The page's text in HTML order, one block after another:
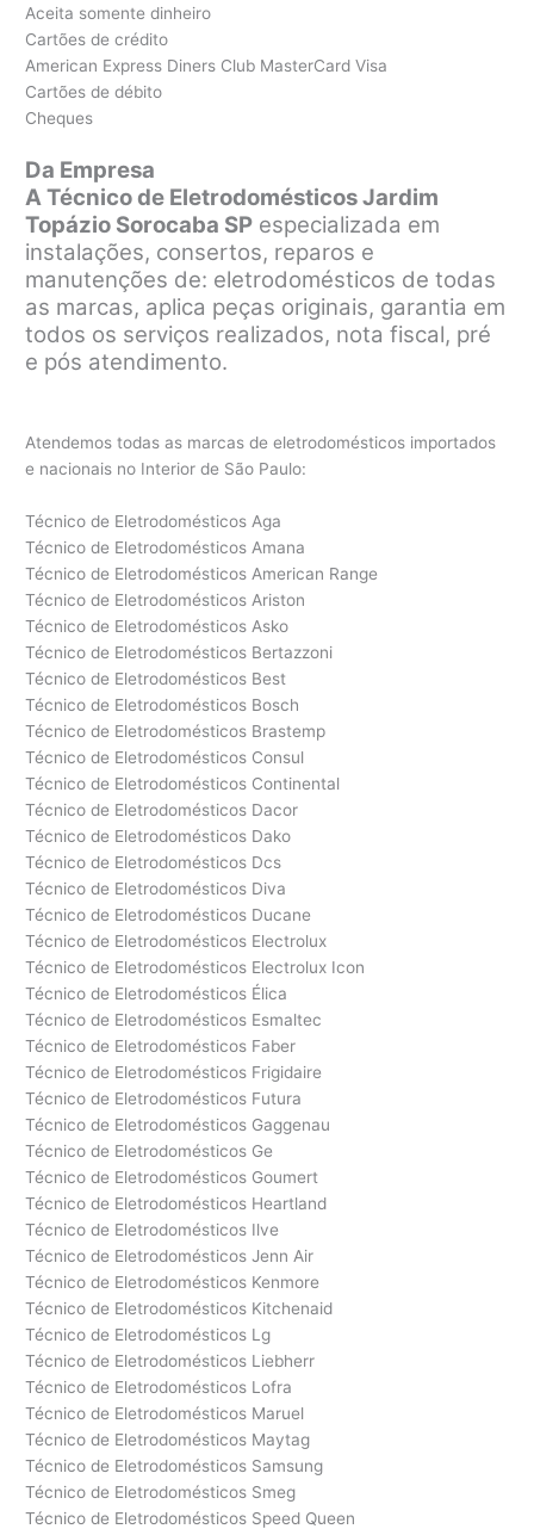
Aceita somente dinheiro
Cartões de crédito
American Express Diners Club MasterCard Visa
Cartões de débito
Cheques
Da Empresa
A Técnico de Eletrodomésticos Jardim
Topázio Sorocaba SP especializada em
instalações, consertos, reparos e
manutenções de: eletrodomésticos de todas
as marcas, aplica peças originais, garantia em
todos os serviços realizados, nota fiscal, pré
e pós atendimento.
Atendemos todas as marcas de eletrodomésticos importados
e nacionais no Interior de São Paulo:
Técnico de Eletrodomésticos Aga
Técnico de Eletrodomésticos Amana
Técnico de Eletrodomésticos American Range
Técnico de Eletrodomésticos Ariston
Técnico de Eletrodomésticos Asko
Técnico de Eletrodomésticos Bertazzoni
Técnico de Eletrodomésticos Best
Técnico de Eletrodomésticos Bosch
Técnico de Eletrodomésticos Brastemp
Técnico de Eletrodomésticos Consul
Técnico de Eletrodomésticos Continental
Técnico de Eletrodomésticos Dacor
Técnico de Eletrodomésticos Dako
Técnico de Eletrodomésticos Dcs
Técnico de Eletrodomésticos Diva
Técnico de Eletrodomésticos Ducane
Técnico de Eletrodomésticos Electrolux
Técnico de Eletrodomésticos Electrolux Icon
Técnico de Eletrodomésticos Élica
Técnico de Eletrodomésticos Esmaltec
Técnico de Eletrodomésticos Faber
Técnico de Eletrodomésticos Frigidaire
Técnico de Eletrodomésticos Futura
Técnico de Eletrodomésticos Gaggenau
Técnico de Eletrodomésticos Ge
Técnico de Eletrodomésticos Goumert
Técnico de Eletrodomésticos Heartland
Técnico de Eletrodomésticos Ilve
Técnico de Eletrodomésticos Jenn Air
Técnico de Eletrodomésticos Kenmore
Técnico de Eletrodomésticos Kitchenaid
Técnico de Eletrodomésticos Lg
Técnico de Eletrodomésticos Liebherr
Técnico de Eletrodomésticos Lofra
Técnico de Eletrodomésticos Maruel
Técnico de Eletrodomésticos Maytag
Técnico de Eletrodomésticos Samsung
Técnico de Eletrodomésticos Smeg
Técnico de Eletrodomésticos Speed Queen